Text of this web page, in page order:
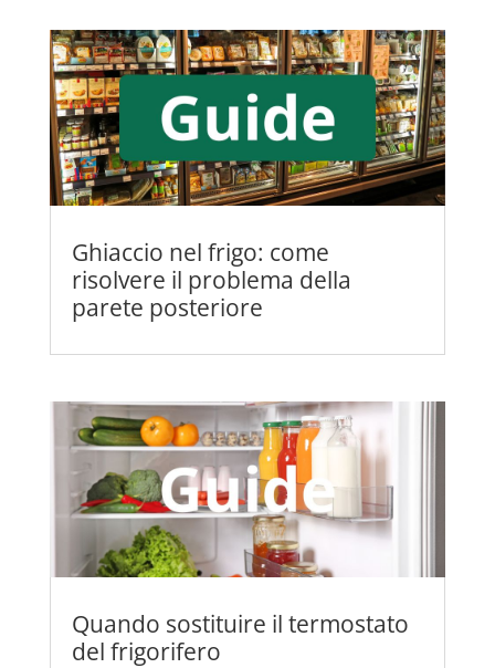
Ghiaccio nel frigo: come
risolvere il problema della
parete posteriore
Quando sostituire il termostato
del frigorifero